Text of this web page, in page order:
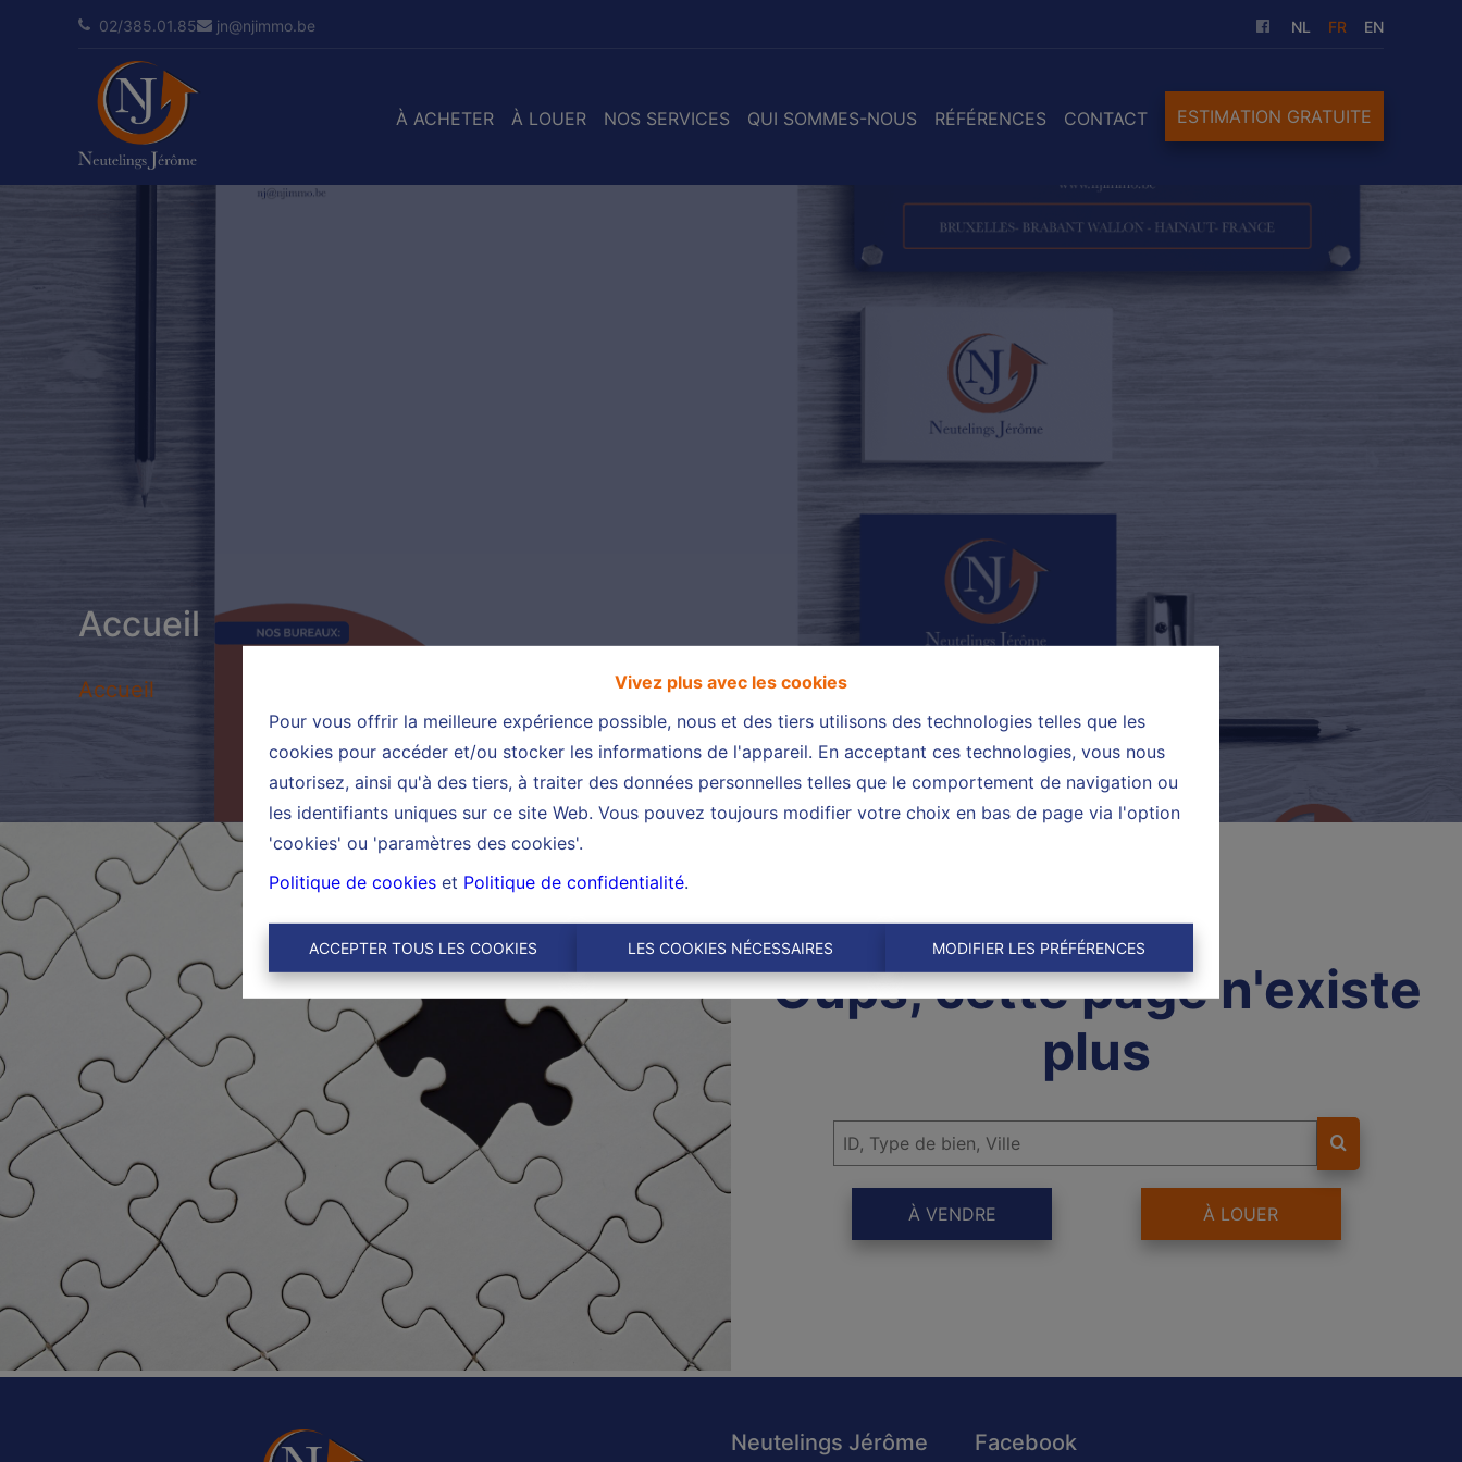
Vivez plus avec les cookies
Pour vous offrir la meilleure expérience possible, nous et des tiers utilisons des technologies telles que les
cookies pour accéder et/ou stocker les informations de l'appareil. En acceptant ces technologies, vous nous
autorisez, ainsi qu'à des tiers, à traiter des données personnelles telles que le comportement de navigation ou
les identifiants uniques sur ce site Web. Vous pouvez toujours modifier votre choix en bas de page via l'option
'cookies' ou 'paramètres des cookies'.
Politique de cookies et Politique de confidentialité.
ACCEPTER TOUS LES COOKIES LES COOKIES NÉCESSAIRES MODIFIER LES PRÉFÉRENCES
02/385.01.85 jn@njimmo.be NL FR EN
À ACHETER À LOUER NOS SERVICES QUI SOMMES-NOUS RÉFÉRENCES CONTACT ESTIMATION GRATUITE
Accueil
Accueil
Oups, cette page n'existe
plus
À VENDRE À LOUER
Neutelings Jérôme Facebook